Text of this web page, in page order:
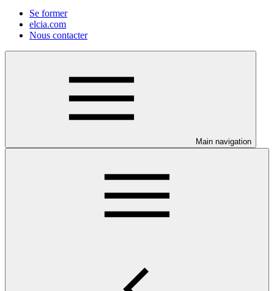
Se former
elcia.com
Nous contacter
Main navigation